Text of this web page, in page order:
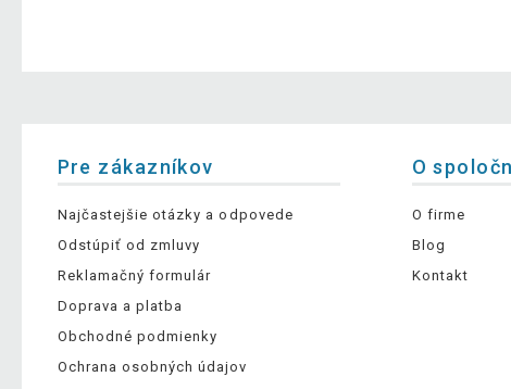
Pre zákazníkov
Najčastejšie otázky a odpovede
Odstúpiť od zmluvy
Reklamačný formulár
Doprava a platba
Obchodné podmienky
Ochrana osobných údajov
O
O firme
Blog
Kontakt